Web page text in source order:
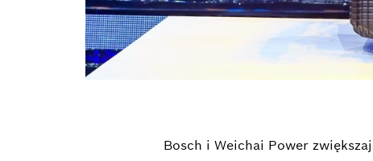
Bosch i Weichai Power